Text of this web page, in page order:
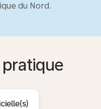
du Nord.